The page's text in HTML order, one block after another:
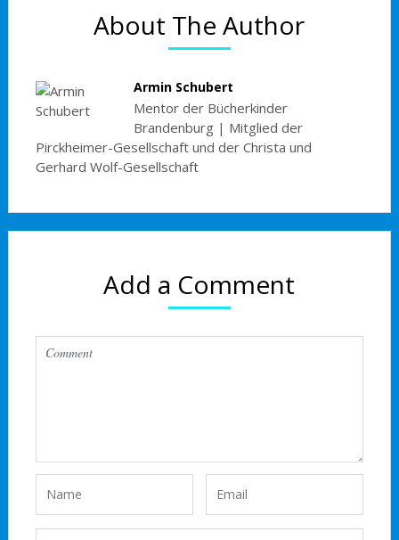
About The Author
Armin Schubert
Mentor der Bücherkinder
Brandenburg | Mitglied der
Pirckheimer-Gesellschaft und der Christa und
Gerhard Wolf-Gesellschaft
Add a Comment